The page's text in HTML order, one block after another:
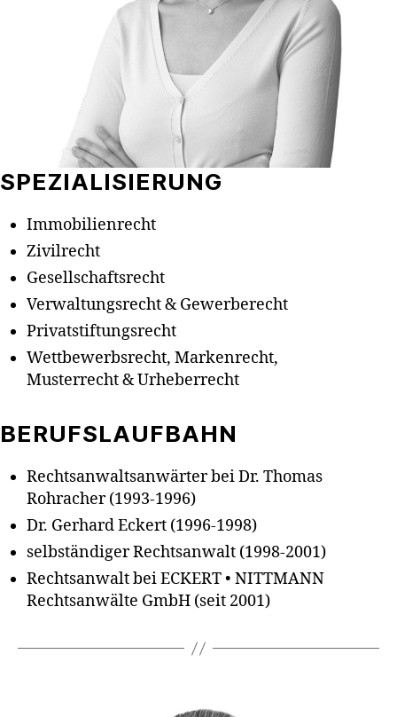
SPEZIALISIERUNG
Immobilienrecht
Zivilrecht
Gesellschaftsrecht
Verwaltungsrecht & Gewerberecht
Privatstiftungsrecht
Wettbewerbsrecht, Markenrecht,
Musterrecht & Urheberrecht
BERUFSLAUFBAHN
Rechtsanwaltsanwärter bei Dr. Thomas
Rohracher (1993-1996)
Dr. Gerhard Eckert (1996-1998)
selbständiger Rechtsanwalt (1998-2001)
Rechtsanwalt bei ECKERT • NITTMANN
Rechtsanwälte GmbH (seit 2001)